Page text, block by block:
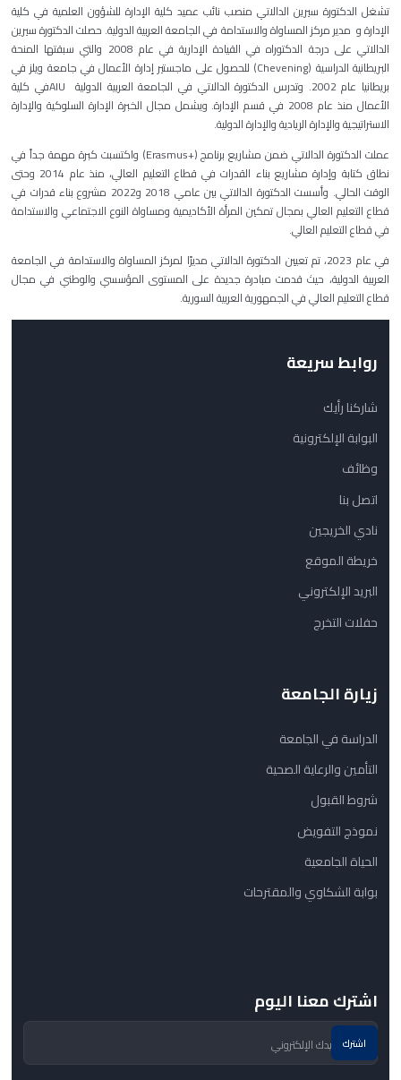
تشغل الدكتورة سيرين الدالاتي منصب نائب عميد كلية الإدارة للشؤون العلمية في كلية
الإدارة و مدير مركز المساواة والاستدامة في الجامعة العربية الدولية. حصلت الدكتورة سيرين
الدالاتي على درجة الدكتوراه في القيادة الإدارية في عام 2008 والتي سبقتها
المنحة
البريطانية الدراسية (Chevening
) للحصول على ماجستير إدارة الأعمال في جامعة ويلز في
بريطانيا عام 2002. وتدرس الدكتورة الدالاتي في الجامعة العربية الدولية
AIUفي كلية
الأعمال منذ عام 2008 في قسم الإدارة. ويشمل مجال الخبرة الإدارة السلوكية والإدارة
الاستراتيجية والإدارة الريادية والإدارة الدولية.
عملت الدكتورة الدالاتي ضمن مشاريع برنامج (Erasmus+) واكتسبت كبرة مهمة جداً في
نطاق كتابة وإدارة مشاريع بناء القدرات في قطاع التعليم العالي، منذ عام 2014 وحتى
الوقت الحالي. وأسست الدكتورة الدالاتي بين عامي 2018 و2022 مشروع بناء قدرات في
قطاع التعليم العالي بمجال تمكين المرأة الأكاديمية ومساواة النوع الاجتماعي والاستدامة
في قطاع التعليم العالي.
في عام 2023، تم تعيين الدكتورة الدالاتي مديرًا لمركز المساواة والاستدامة في الجامعة
العربية الدولية، حيث قدمت مبادرة جديدة على المستوى المؤسسي والوطني في مجال
قطاع التعليم العالي في الجمهورية العربية السورية.
روابط سريعة
شاركنا رأيك
البوابة الإلكترونية
وظائف
اتصل بنا
نادي الخريجين
خريطة الموقع
البريد الإلكتروني
حفلات التخرج
زيارة الجامعة
الدراسة في الجامعة
التأمين والرعاية الصحية
شروط القبول
نموذج التفويض
الحياة الجامعية
بوابة الشكاوي والمقترحات
اشترك معنا اليوم